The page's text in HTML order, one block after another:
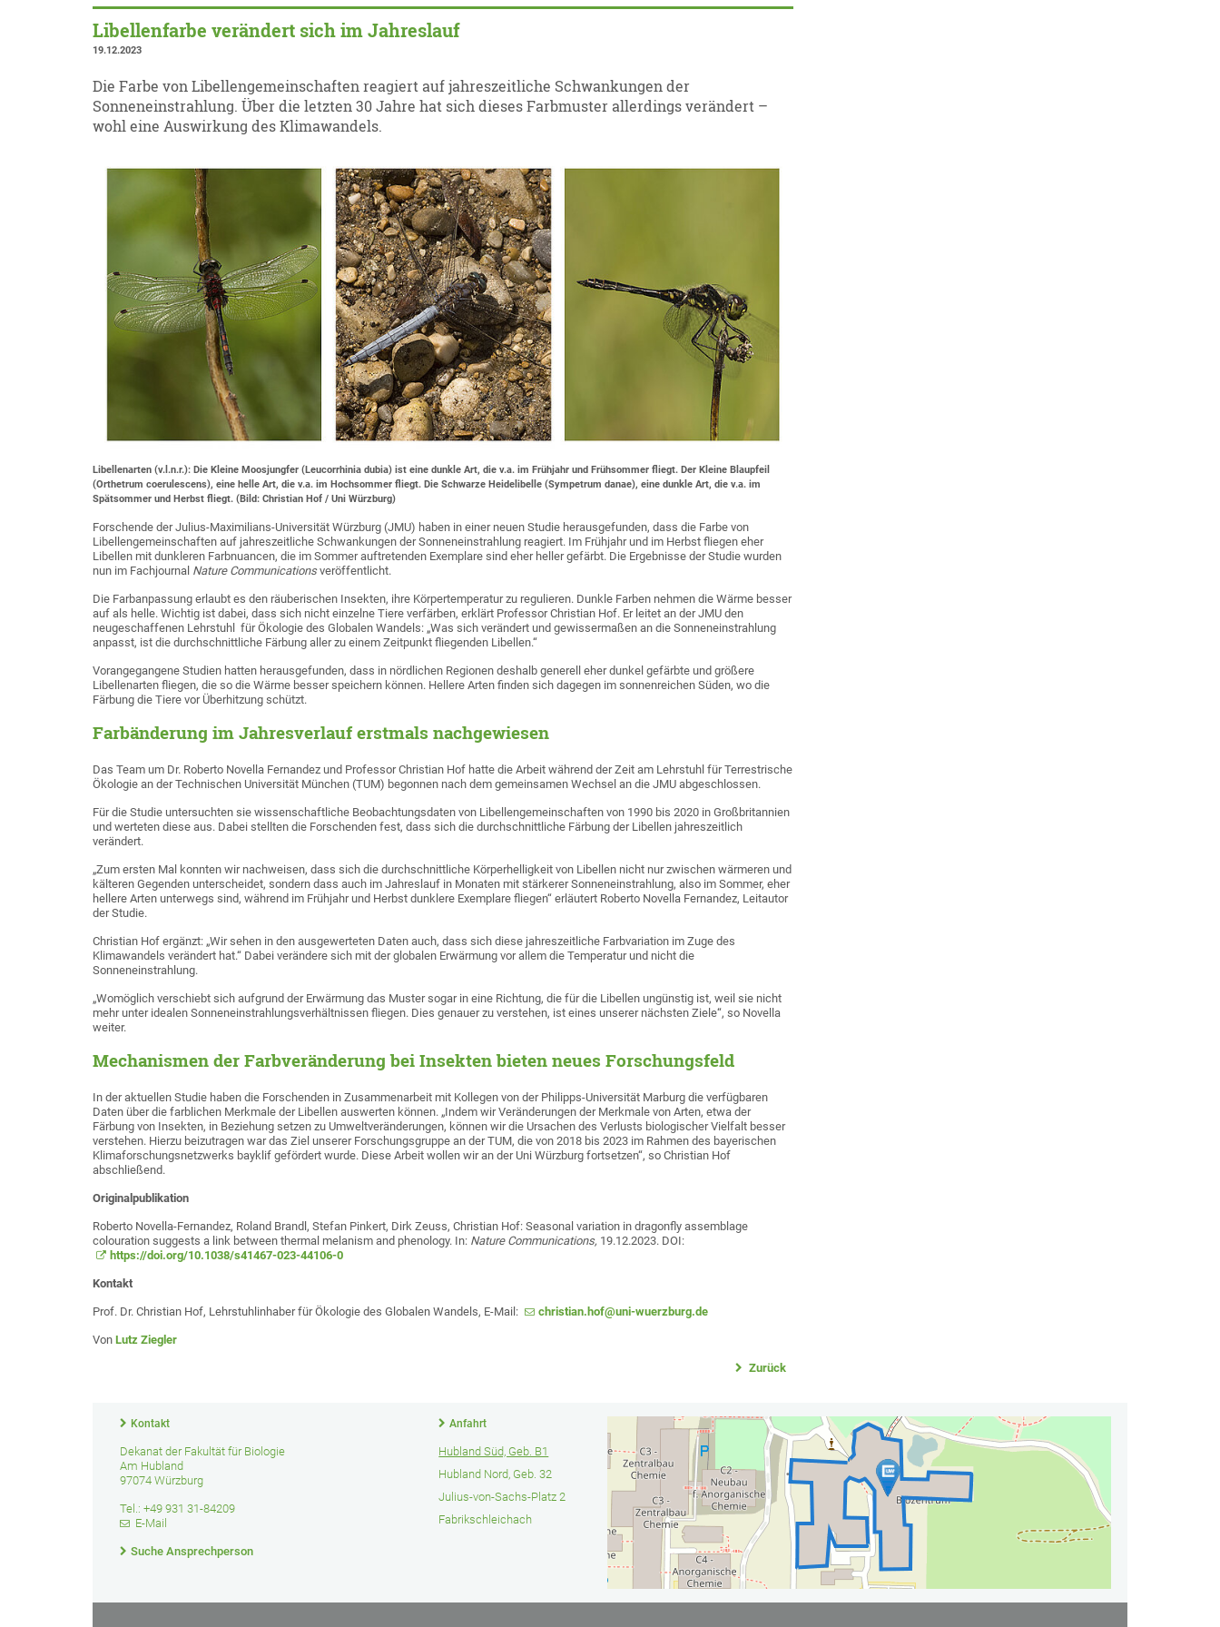
Libellenfarbe verändert sich im Jahreslauf
19.12.2023
Die Farbe von Libellengemeinschaften reagiert auf jahreszeitliche Schwankungen der
Sonneneinstrahlung. Über die letzten 30 Jahre hat sich dieses Farbmuster allerdings verändert –
wohl eine Auswirkung des Klimawandels.
Libellenarten (v.l.n.r.): Die Kleine Moosjungfer (Leucorrhinia dubia) ist eine dunkle Art, die v.a. im Frühjahr und Frühsommer fliegt. Der Kleine Blaupfeil
(Orthetrum coerulescens), eine helle Art, die v.a. im Hochsommer fliegt. Die Schwarze Heidelibelle (Sympetrum danae), eine dunkle Art, die v.a. im
Spätsommer und Herbst fliegt. (Bild: Christian Hof / Uni Würzburg)
Forschende der Julius-Maximilians-Universität Würzburg (JMU) haben in einer neuen Studie herausgefunden, dass die Farbe von
Libellengemeinschaften auf jahreszeitliche Schwankungen der Sonneneinstrahlung reagiert. Im Frühjahr und im Herbst fliegen eher
Libellen mit dunkleren Farbnuancen, die im Sommer auftretenden Exemplare sind eher heller gefärbt. Die Ergebnisse der Studie wurden
nun im Fachjournal Nature Communicationsveröffentlicht.
Die Farbanpassung erlaubt es den räuberischen Insekten, ihre Körpertemperatur zu regulieren. Dunkle Farben nehmen die Wärme besser
auf als helle. Wichtig ist dabei, dass sich nicht einzelne Tiere verfärben, erklärt Professor Christian Hof. Er leitet an der JMU den
neugeschaffenen Lehrstuhl für Ökologie des Globalen Wandels: „Was sich verändert und gewissermaßen an die Sonneneinstrahlung
anpasst, ist die durchschnittliche Färbung aller zu einem Zeitpunkt fliegenden Libellen.“
Vorangegangene Studien hatten herausgefunden, dass in nördlichen Regionen deshalb generell eher dunkel gefärbte und größere
Libellenarten fliegen, die so die Wärme besser speichern können. Hellere Arten finden sich dagegen im sonnenreichen Süden, wo die
Färbung die Tiere vor Überhitzung schützt.
Farbänderung im Jahresverlauf erstmals nachgewiesen
Das Team um Dr. Roberto Novella Fernandez und Professor Christian Hof hatte die Arbeit während der Zeit am Lehrstuhl für Terrestrische
Ökologie an der Technischen Universität München (TUM) begonnen nach dem gemeinsamen Wechsel an die JMU abgeschlossen.
Für die Studie untersuchten sie wissenschaftliche Beobachtungsdaten von Libellengemeinschaften von 1990 bis 2020 in Großbritannien
und werteten diese aus. Dabei stellten die Forschenden fest, dass sich die durchschnittliche Färbung der Libellen jahreszeitlich
verändert.
„Zum ersten Mal konnten wir nachweisen, dass sich die durchschnittliche Körperhelligkeit von Libellen nicht nur zwischen wärmeren und
kälteren Gegenden unterscheidet, sondern dass auch im Jahreslauf in Monaten mit stärkerer Sonneneinstrahlung, also im Sommer, eher
hellere Arten unterwegs sind, während im Frühjahr und Herbst dunklere Exemplare fliegen“ erläutert Roberto Novella Fernandez, Leitautor
der Studie.
Christian Hof ergänzt: „Wir sehen in den ausgewerteten Daten auch, dass sich diese jahreszeitliche Farbvariation im Zuge des
Klimawandels verändert hat.“ Dabei verändere sich mit der globalen Erwärmung vor allem die Temperatur und nicht die
Sonneneinstrahlung.
„Womöglich verschiebt sich aufgrund der Erwärmung das Muster sogar in eine Richtung, die für die Libellen ungünstig ist, weil sie nicht
mehr unter idealen Sonneneinstrahlungsverhältnissen fliegen. Dies genauer zu verstehen, ist eines unserer nächsten Ziele“, so Novella
weiter.
Mechanismen der Farbveränderung bei Insekten bieten neues Forschungsfeld
In der aktuellen Studie haben die Forschenden in Zusammenarbeit mit Kollegen von der Philipps-Universität Marburg die verfügbaren
Daten über die farblichen Merkmale der Libellen auswerten können. „Indem wir Veränderungen der Merkmale von Arten, etwa der
Färbung von Insekten, in Beziehung setzen zu Umweltveränderungen, können wir die Ursachen des Verlusts biologischer Vielfalt besser
verstehen. Hierzu beizutragen war das Ziel unserer Forschungsgruppe an der TUM, die von 2018 bis 2023 im Rahmen des bayerischen
Klimaforschungsnetzwerks bayklif gefördert wurde. Diese Arbeit wollen wir an der Uni Würzburg fortsetzen“, so Christian Hof
abschließend.
Originalpublikation
Roberto Novella-Fernandez, Roland Brandl, Stefan Pinkert, Dirk Zeuss, Christian Hof: Seasonal variation in dragonfly assemblage
colouration suggests a link between thermal melanism and phenology. In: Nature Communications, 19.12.2023. DOI:
https://doi.org/10.1038/s41467-023-44106-0
Kontakt
Prof. Dr. Christian Hof, Lehrstuhlinhaber für Ökologie des Globalen Wandels, E-Mail: christian.hof@uni-wuerzburg.de
Von Lutz Ziegler
Zurück
Kontakt
Dekanat der Fakultät für Biologie
Am Hubland
97074 Würzburg
Tel.: +49 931 31-84209
E-Mail
Suche Ansprechperson
Anfahrt
Hubland Süd, Geb. B1
Hubland Nord, Geb. 32
Julius-von-Sachs-Platz 2
Fabrikschleichach